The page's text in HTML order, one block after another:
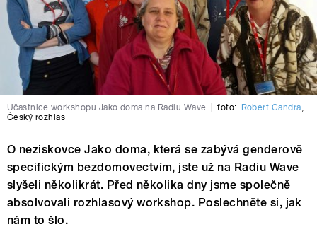
Účastnice workshopu Jako doma na Radiu Wave foto: Robert Candra,
Český rozhlas
O neziskovce Jako doma, která se zabývá genderově
specifickým bezdomovectvím, jste už na Radiu Wave
slyšeli několikrát. Před několika dny jsme společně
absolvovali rozhlasový workshop. Poslechněte si, jak
nám to šlo.